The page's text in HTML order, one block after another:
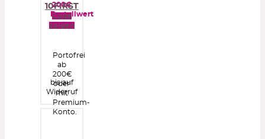
200€
Bestellwert
10FIRST
Code
zeigen
Portofrei
ab
200€
oder
mit
Premium-
Konto.
bis auf
Widerruf